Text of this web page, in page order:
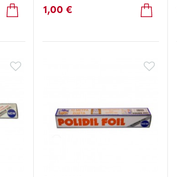
1,00 €